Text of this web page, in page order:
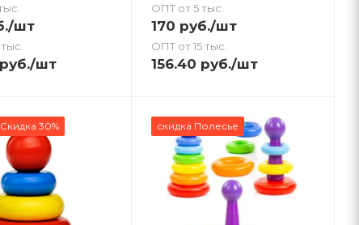
/шт
руб./шт
ОПТ от 5 тыс.
170 руб./шт
ОПТ от 15 тыс.
156.40 руб./шт
Скидка 30% скидка Полесье